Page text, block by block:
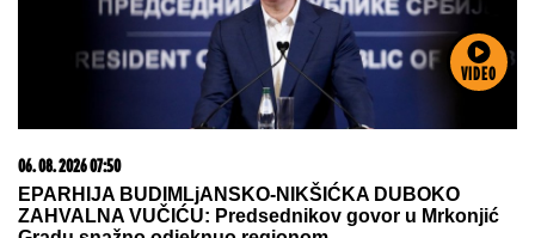
VIDEO
06. 08. 2026 07:50
EPARHIJA BUDIMLjANSKO-NIKŠIĆKA DUBOKO
ZAHVALNA VUČIĆU: Predsednikov govor u Mrkonjić